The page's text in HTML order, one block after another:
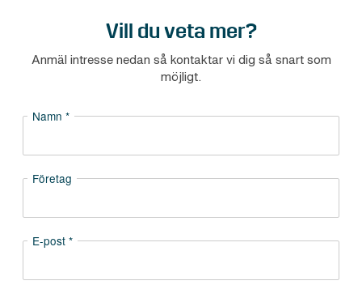
Vill du veta mer?
Anmäl intresse nedan så kontaktar vi dig så snart som
möjligt.